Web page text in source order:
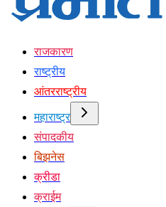
राजकारण
राष्ट्रीय
आंतरराष्ट्रीय
महाराष्ट्र
संपादकीय
बिझनेस
क्रीडा
क्राईम